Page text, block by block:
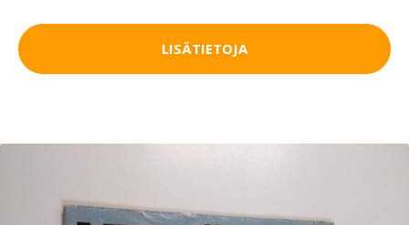
LISÄTIETOJA